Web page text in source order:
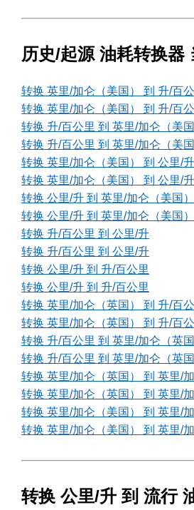
历史/起源 油耗转换器
转换 英里/加仑（美国） 到 升/百
转换 英里/加仑（美国） 到 升/百
转换 升/百公里 到 英里/加仑（美国
转换 升/百公里 到 英里/加仑（美国
转换 英里/加仑（美国） 到 公里/升
转换 英里/加仑（美国） 到 公里/升
转换 公里/升 到 英里/加仑（美国）
转换 公里/升 到 英里/加仑（美国）
转换 升/百公里 到 公里/升
转换 升/百公里 到 公里/升
转换 公里/升 到 升/百公里
转换 公里/升 到 升/百公里
转换 英里/加仑（英国） 到 升/百
转换 英里/加仑（英国） 到 升/百
转换 升/百公里 到 英里/加仑（英国
转换 升/百公里 到 英里/加仑（英国
转换 英里/加仑（英国） 到 英里/加
转换 英里/加仑（英国） 到 英里/加
转换 英里/加仑（美国） 到 英里/加
转换 英里/加仑（美国） 到 英里/加
转换 公里/升 到 流行